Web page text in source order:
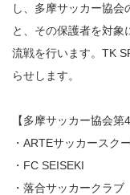
し、多摩サッカー協
と、その保護者を対象
流戦を行います。TK
らせします。
【多摩サッカー協会第
・ARTEサッカースク
・FC SEISEKI
・落合サッカークラブ